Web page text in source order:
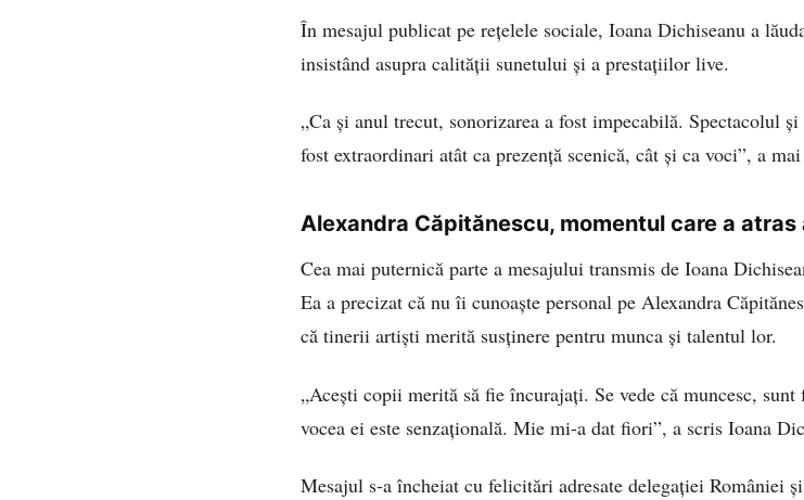
În mesajul publicat pe rețelele sociale, Ioana Dichiseanu a
insistând asupra calității sunetului și a prestațiilor live.
„Ca și anul trecut, sonorizarea a fost impecabilă. Spectacolul
fost extraordinari atât ca prezență scenică, cât și ca voci”, a mai
Alexandra Căpitănescu, momentul care a
Cea mai puternică parte a mesajului transmis de Ioana
Ea a precizat că nu îi cunoaște personal pe Alexandra
că tinerii artiști merită susținere pentru munca și talentul lor.
„Acești copii merită să fie încurajați. Se vede că muncesc,
vocea ei este senzațională. Mie mi-a dat fiori”, a scris Ioana
Mesajul s-a încheiat cu felicitări adresate delegației României